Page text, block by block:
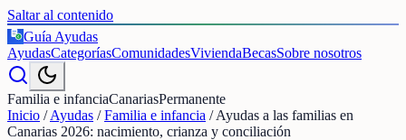
Saltar al contenido
€
Guía Ayudas
AyudasCategoríasComunidadesViviendaBecasSobre nosotros
Familia e infanciaCanariasPermanente
Inicio /Ayudas /Familia e infancia /Ayudas a las familias en
Canarias 2026: nacimiento, crianza y conciliación